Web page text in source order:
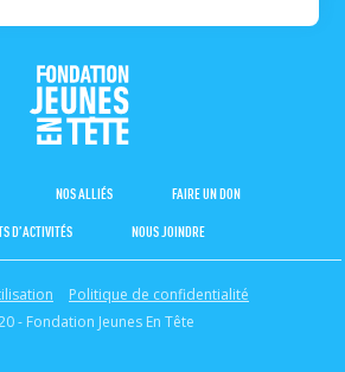
NOS ALLIÉS
FAIRE UN DON
D’ACTIVITÉS
NOUS JOINDRE
Politique de confidentialité
- Fondation Jeunes En Tête